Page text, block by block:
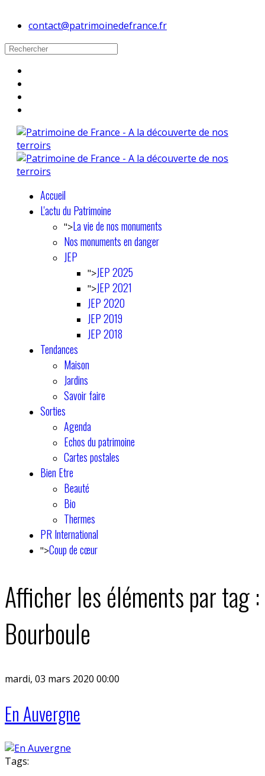
contact@patrimoinedefrance.fr
Accueil
L'actu du Patrimoine
">La vie de nos monuments
Nos monuments en danger
JEP
">JEP 2025
">JEP 2021
JEP 2020
JEP 2019
JEP 2018
Tendances
Maison
Jardins
Savoir faire
Sorties
Agenda
Echos du patrimoine
Cartes postales
Bien Etre
Beauté
Bio
Thermes
PR International
">Coup de cœur
Afficher les éléments par tag :
Bourboule
mardi, 03 mars 2020 00:00
En Auvergne
Tags: